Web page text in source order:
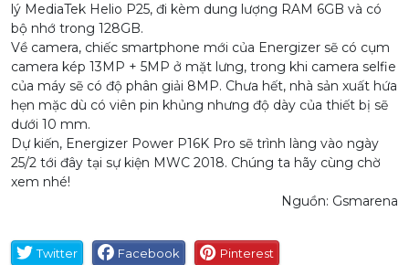
lý MediaTek Helio P25, đi kèm dung lượng RAM 6GB và có
bộ nhớ trong 128GB.
Về camera, chiếc smartphone mới của Energizer sẽ có cụm
camera kép 13MP + 5MP ở mặt lưng, trong khi camera selfie
của máy sẽ có độ phân giải 8MP. Chưa hết, nhà sản xuất hứa
hẹn mặc dù có viên pin khủng nhưng độ dày của thiết bị sẽ
dưới 10 mm.
Dự kiến, Energizer Power P16K Pro sẽ trình làng vào ngày
25/2 tới đây tại sự kiện MWC 2018. Chúng ta hãy cùng chờ
xem nhé!
Nguồn: Gsmarena
Twitter Facebook Pinterest